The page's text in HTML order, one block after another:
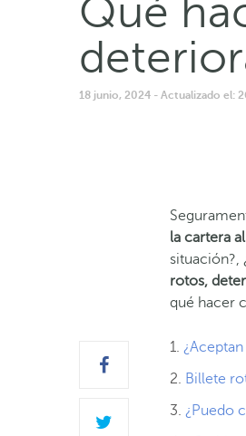
Qué
18 junio, 2024 - Actualizado el:
la cartera
situación?,
rotos,
qué hacer
Billete
¿Puedo